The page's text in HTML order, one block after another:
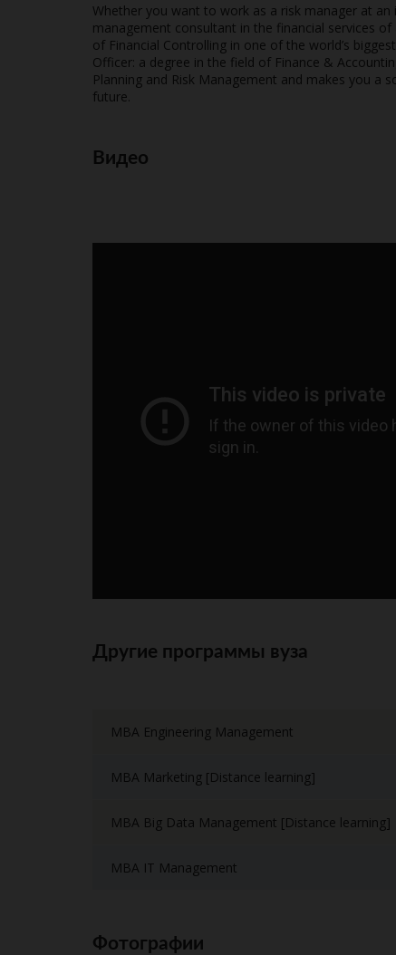
Whether you want to work as a risk manager at
management consultant in the financial services
of Financial Controlling in one of the world’s
Officer: a degree in the field of Finance &
Planning and Risk Management and makes you a
future.
Видео
Другие программы вуза
MBA Engineering Management
MBA Marketing [Distance learning]
MBA Big Data Management [Distance learning]
MBA IT Management
Фотографии